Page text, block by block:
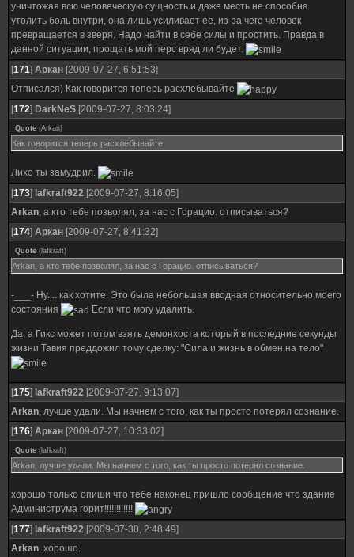
уничтожая всю человеческую сущность и даже месть не способна
утолить боль внутри, она лишь усиливает её, из-за чего человек
превращается в зверя. Надо найти в себе силы и простить. Правда в
данной ситуации, прощать мой перс вряд ли будет.
[171] Аркан [2009-07-27, 6:51:53]
Отписался) Как говорится теперь расхлебывайте
[172] DarkNeS [2009-07-27, 8:03:24]
Quote (Arkan)
Как говорится теперь расхлебывайте
Лихо ты замудрил.
[173] lafkraft922 [2009-07-27, 8:16:05]
Arkan, а кто тебе позволял, за нас с Горацио. отписываться?
[174] Аркан [2009-07-27, 8:41:32]
Quote ( lafkraft)
Arkan, а кто тебе позволял, за нас с Горацио. отписываться?
-___- Ну.... как хотите. Это была небольшая вводная относительно моего
состояния
Если что могу удалить.
Да, а Гикс может потом взять демонхоста который в последние секунды
жизни Тавия преддожил тому сделку: "Сила и жизнь в обмен на тело"
[175] lafkraft922 [2009-07-27, 9:13:07]
Arkan, лучше удали. Мы начнем с того, как ты просто потерял сознание.
[176] Аркан [2009-07-27, 10:33:02]
Quote ( lafkraft)
Arkan, лучше удали. Мы начнем с того, как ты просто потерял сознание.
хорошо только опиши что тебе наконец пришло сообщение что здание
Администрума горит!!!!!!!!!!!!
[177] lafkraft922 [2009-07-30, 2:48:49]
Arkan, хорошо.